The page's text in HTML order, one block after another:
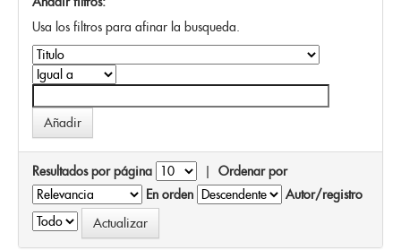
Usa los filtros para afinar la busqueda.
Resultados por página | Ordenar por
En orden
Autor/registro